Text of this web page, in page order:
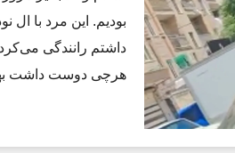
بودیم. این مرد با ال
داشتم رانندگی
هرچی دوست داشت